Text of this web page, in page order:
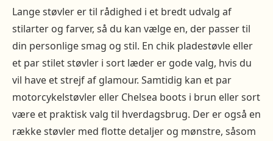
Lange støvler er til rådighed i et bredt udvalg af
stilarter og farver, så du kan vælge en, der passer til
din personlige smag og stil. En chik pladestøvle eller
et par stilet støvler i sort læder er gode valg, hvis du
vil have et strejf af glamour. Samtidig kan et par
motorcykelstøvler eller Chelsea boots i brun eller sort
være et praktisk valg til hverdagsbrug. Der er også en
række støvler med flotte detaljer og mønstre, såsom